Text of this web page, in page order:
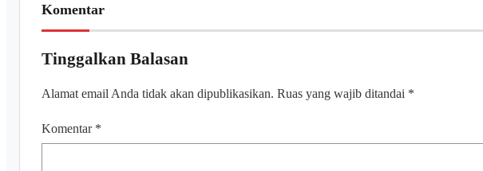
Komentar
Tinggalkan Balasan
Alamat email Anda tidak akan dipublikasikan. Ruas yang wajib ditandai *
Komentar *